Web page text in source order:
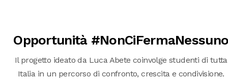
Opportunità
Il progetto ideato da Luca Abete coinvolge studenti di tutta
Italia in un percorso di confronto, crescita e condivisione.